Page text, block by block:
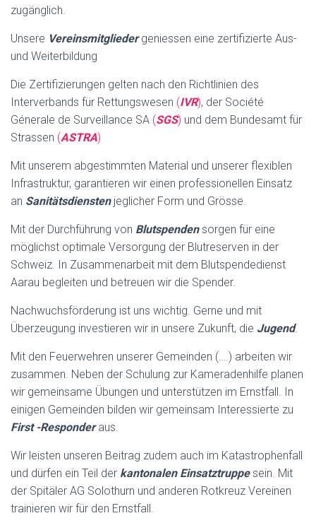
zugänglich.
Unsere Vereinsmitgliedergeniessen eine zertifizierte Aus-
und Weiterbildung
Die Zertifizierungen gelten nach den Richtlinien des
Interverbands für Rettungswesen (IVR), der Société
Génerale de Surveillance SA (SGS) und dem Bundesamt für
Strassen (ASTRA)
Mit unserem abgestimmten Material und unserer flexiblen
Infrastruktur, garantieren wir einen professionellen Einsatz
an Sanitätsdienstenjeglicher Form und Grösse.
Mit der Durchführung von Blutspendensorgen für eine
möglichst optimale Versorgung der Blutreserven in der
Schweiz. In Zusammenarbeit mit dem Blutspendedienst
Aarau begleiten und betreuen wir die Spender.
Nachwuchsförderung ist uns wichtig. Gerne und mit
Überzeugung investieren wir in unsere Zukunft, die Jugend.
Mit den Feuerwehren unserer Gemeinden (….) arbeiten wir
zusammen. Neben der Schulung zur Kameradenhilfe planen
wir gemeinsame Übungen und unterstützen im Ernstfall. In
einigen Gemeinden bilden wir gemeinsam Interessierte zu
First -Responderaus.
Wir leisten unseren Beitrag zudem auch im Katastrophenfall
und dürfen ein Teil der kantonalen Einsatztruppesein. Mit
der Spitäler AG Solothurn und anderen Rotkreuz Vereinen
trainieren wir für den Ernstfall.